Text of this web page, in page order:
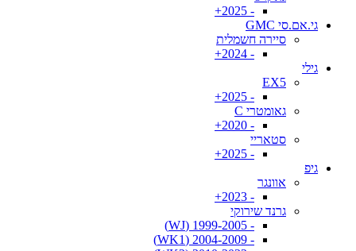
- 2025+
גי.אם.סי GMC
סיירה חשמלית
- 2024+
גילי
EX5
- 2025+
גאומטרי C
- 2020+
סטאריי
- 2025+
גיפ
אוונגר
- 2023+
גרנד שירוקי
- 1999-2005 (WJ)
- 2004-2009 (WK1)